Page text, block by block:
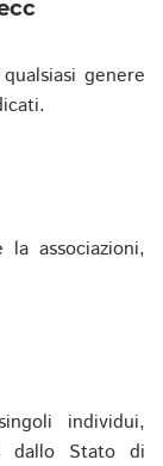
genere
associazioni,
individui,
dallo Stato di